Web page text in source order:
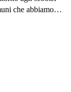
che abbiamo